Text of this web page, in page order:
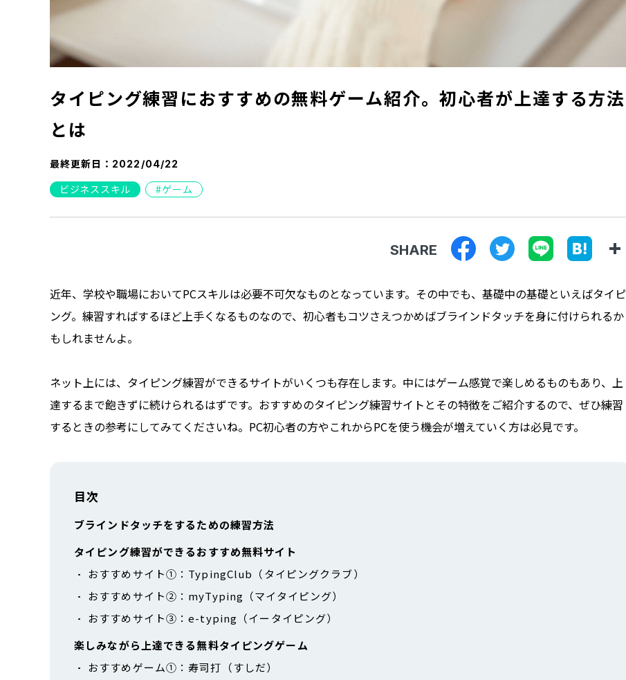
タイピング練習におすすめの無料ゲーム紹介。初心者が上達する方法
とは
最終更新日： 2022/04/22
ビジネススキル ゲーム
SHARE
近年、学校や職場においてPCスキルは必要不可欠なものとなっています。その中でも、基礎中の基礎といえばタイピ
ング。練習すればするほど上手くなるものなので、初心者もコツさえつかめばブラインドタッチを身に付けられるか
もしれませんよ。
ネット上には、タイピング練習ができるサイトがいくつも存在します。中にはゲーム感覚で楽しめるものもあり、上
達するまで飽きずに続けられるはずです。おすすめのタイピング練習サイトとその特徴をご紹介するので、ぜひ練習
するときの参考にしてみてくださいね。PC初心者の方やこれからPCを使う機会が増えていく方は必見です。
目次
ブラインドタッチをするための練習方法
タイピング練習ができるおすすめ無料サイト
おすすめサイト①：TypingClub（タイピングクラブ）
おすすめサイト②：myTyping（マイタイピング）
おすすめサイト③：e-typing（イータイピング）
楽しみながら上達できる無料タイピングゲーム
おすすめゲーム①：寿司打（すしだ）